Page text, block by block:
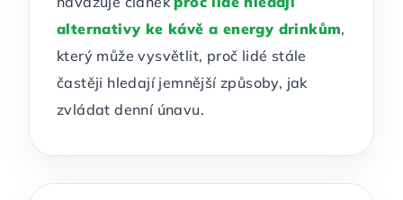
alternativy ke kávě a energy drinkům,
který může vysvětlit, proč lidé stále
častěji hledají jemnější způsoby, jak
zvládat denní únavu.